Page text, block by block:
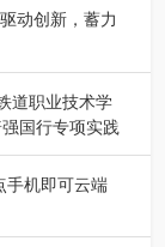
动创新，蓄力
，赋能西南市
道职业技术学
国行专项实践
暑期社会实
手机即可云端
厅指导，贵阳